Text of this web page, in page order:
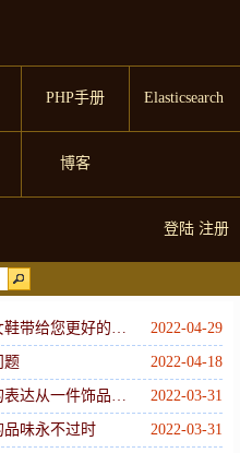
PHP手册 Elasticsearch
博客
登陆 注册
2022-04-29
给予双脚最好支撑的爱步女鞋带给您更好的穿着体验
2022-04-18
题
2022-03-31
美好寓意以及幸福、快乐的表达从一件饰品开始
2022-03-31
味永不过时